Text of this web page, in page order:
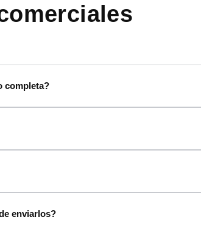
completa?
enviarlos?